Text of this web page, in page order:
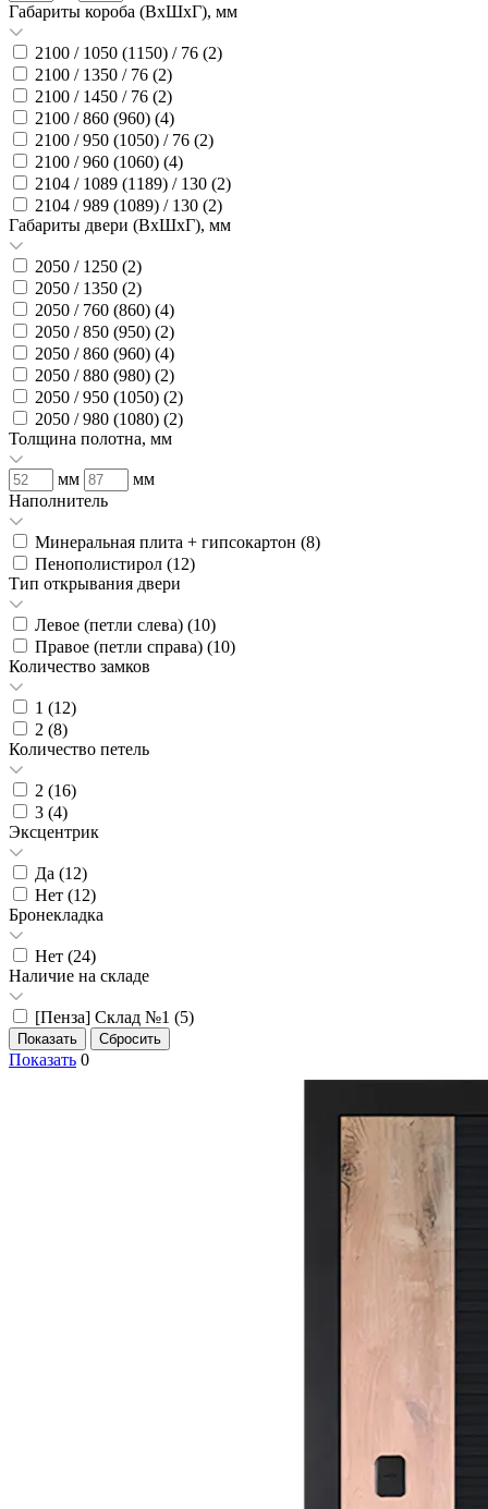
Габариты короба (ВхШхГ), мм
2100 / 1050 (1150) / 76 (2)
2100 / 1350 / 76 (2)
2100 / 1450 / 76 (2)
2100 / 860 (960) (4)
2100 / 950 (1050) / 76 (2)
2100 / 960 (1060) (4)
2104 / 1089 (1189) / 130 (2)
2104 / 989 (1089) / 130 (2)
Габариты двери (ВхШхГ), мм
2050 / 1250 (2)
2050 / 1350 (2)
2050 / 760 (860) (4)
2050 / 850 (950) (2)
2050 / 860 (960) (4)
2050 / 880 (980) (2)
2050 / 950 (1050) (2)
2050 / 980 (1080) (2)
Толщина полотна, мм
мм
мм
Наполнитель
Минеральная плита + гипсокартон (8)
Пенополистирол (12)
Тип открывания двери
Левое (петли слева) (10)
Правое (петли справа) (10)
Количество замков
1 (12)
2 (8)
Количество петель
2 (16)
3 (4)
Эксцентрик
Да (12)
Нет (12)
Бронекладка
Нет (24)
Наличие на складе
[Пенза] Склад №1 (5)
Показать 0